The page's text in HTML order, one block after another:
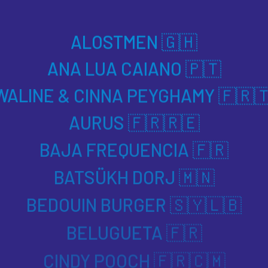
ALOSTMEN 🇬🇭
ANA LUA CAIANO 🇵🇹
& CINNA PEYGHAMY
AURUS 🇫🇷🇷🇪
BAJA FREQUENCIA 🇫🇷
BATSÜKH DORJ 🇲🇳
BEDOUIN BURGER 🇸🇾🇱🇧
BELUGUETA 🇫🇷
CINDY POOCH 🇫🇷🇨🇲